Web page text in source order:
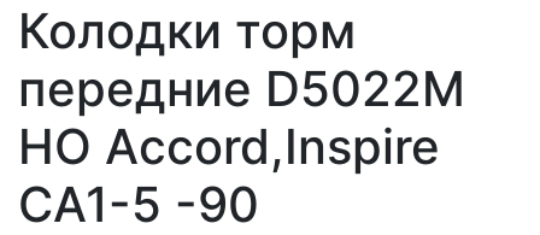
Колодки торм
передние D5022M
HO Accord,Inspire
CA1-5 -90